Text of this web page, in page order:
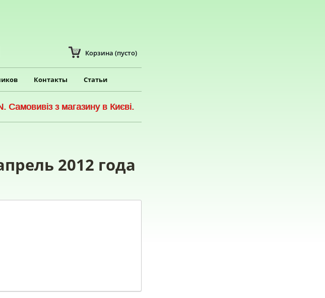
Корзина (пусто)
Контакты Статьи
з магазину в Києві.
2012 года